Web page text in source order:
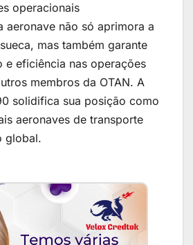
operacionais
aeronave não só aprimora a
mas também garante
e eficiência nas operações
membros da OTAN. A
solidifica sua posição como
aeronaves de transporte
global.